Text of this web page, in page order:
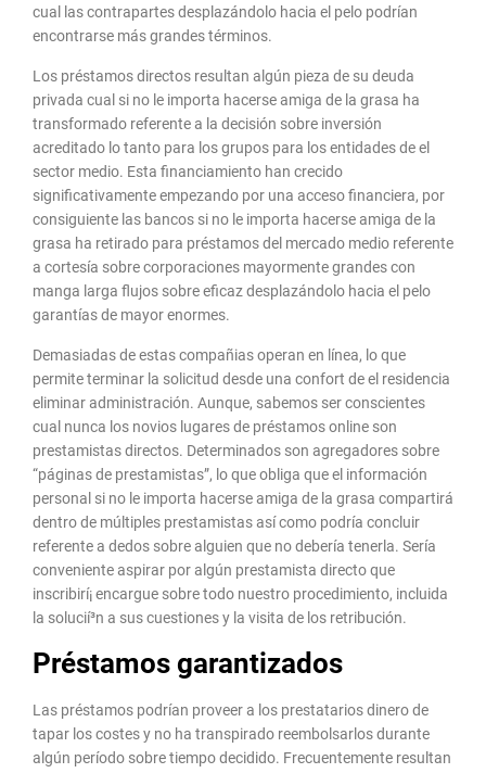
cual las contrapartes desplazándolo hacia el pelo podrían
encontrarse más grandes términos.
Los préstamos directos resultan algún pieza de su deuda
privada cual si no le importa hacerse amiga de la grasa ha
transformado referente a la decisión sobre inversión
acreditado lo tanto para los grupos para los entidades de el
sector medio. Esta financiamiento han crecido
significativamente empezando por una acceso financiera, por
consiguiente las bancos si no le importa hacerse amiga de la
grasa ha retirado para préstamos del mercado medio referente
a cortesía sobre corporaciones mayormente grandes con
manga larga flujos sobre eficaz desplazándolo hacia el pelo
garantías de mayor enormes.
Demasiadas de estas compañias operan en línea, lo que
permite terminar la solicitud desde una confort de el residencia
eliminar administración. Aunque, sabemos ser conscientes
cual nunca los novios lugares de préstamos online son
prestamistas directos. Determinados son agregadores sobre
“páginas de prestamistas”, lo que obliga que el información
personal si no le importa hacerse amiga de la grasa compartirá
dentro de múltiples prestamistas así­ como podría concluir
referente a dedos sobre alguien que no debería tenerla. Serí­a
conveniente aspirar por algún prestamista directo que
inscribirí¡ encargue sobre todo nuestro procedimiento, incluida
la solucií³n a sus cuestiones y la visita de los retribución.
Préstamos garantizados
Las préstamos podrían proveer a los prestatarios dinero de
tapar los costes y no ha transpirado reembolsarlos durante
algún período sobre tiempo decidido. Frecuentemente resultan